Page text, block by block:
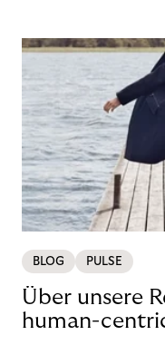
BLOG PULSE
Über unsere
human-